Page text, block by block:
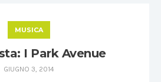
MUSICA
I Park Avenue
GIUGNO 3, 2014